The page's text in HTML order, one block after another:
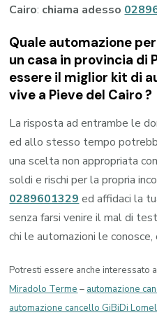
Cairo: chiama adesso
Quale automazione
un casa in provincia di
essere il miglior kit di
vive a Pieve del Cairo?
La risposta ad entrambe le
ed allo stesso tempo
una scelta non appropriata
soldi e rischi per la propria
0289601329 ed affidaci la
senza farsi venire il mal di
chi le automazioni le conosce,
Potresti essere anche interessato
Miradolo Terme – automazione
automazione cancello GiBiDi